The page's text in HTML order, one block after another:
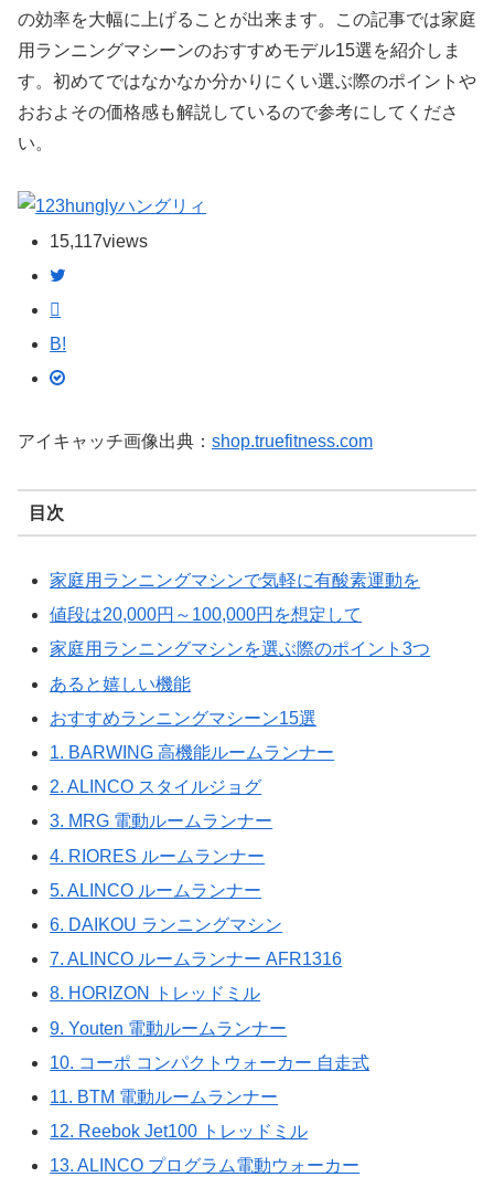
の効率を大幅に上げることが出来ます。この記事では家庭
用ランニングマシーンのおすすめモデル15選を紹介しま
す。初めてではなかなか分かりにくい選ぶ際のポイントや
おおよその価格感も解説しているので参考にしてくださ
い。
ハングリィ
15,117views
B!
アイキャッチ画像出典： shop.truefitness.com
目次
家庭用ランニングマシンで気軽に有酸素運動を
値段は20,000円～100,000円を想定して
家庭用ランニングマシンを選ぶ際のポイント3つ
あると嬉しい機能
おすすめランニングマシーン15選
1. BARWING 高機能ルームランナー
2. ALINCO スタイルジョグ
3. MRG 電動ルームランナー
4. RIORES ルームランナー
5. ALINCO ルームランナー
6. DAIKOU ランニングマシン
7. ALINCO ルームランナー AFR1316
8. HORIZON トレッドミル
9. Youten 電動ルームランナー
10. コーポ コンパクトウォーカー 自走式
11. BTM 電動ルームランナー
12. Reebok Jet100 トレッドミル
13. ALINCO プログラム電動ウォーカー